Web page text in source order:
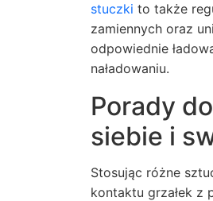
stuczki to także
zamiennych oraz
odpowiednie
naładowaniu.
Porady
siebie i
Stosując różne
kontaktu grzałek z